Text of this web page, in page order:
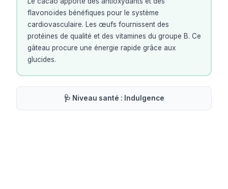
flavonoïdes bénéfiques pour le système
cardiovasculaire. Les œufs fournissent des
protéines de qualité et des vitamines du groupe B. Ce
gâteau procure une énergie rapide grâce aux
glucides.
🩺 Niveau santé : Indulgence